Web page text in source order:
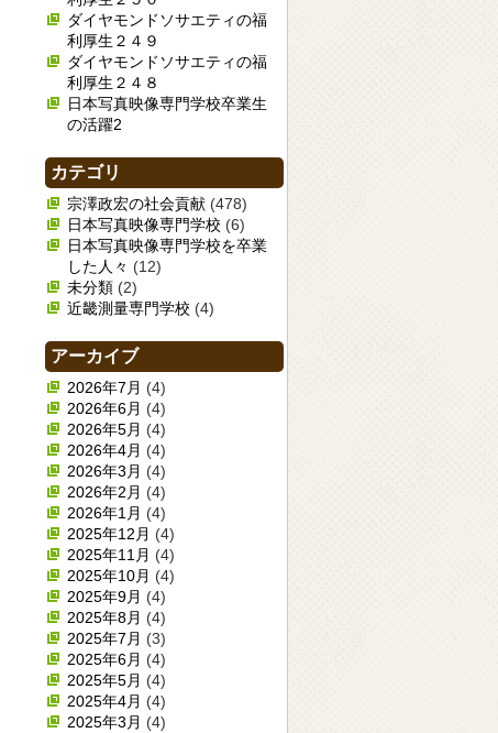
ダイヤモンドソサエティの福
利厚生２４９
ダイヤモンドソサエティの福
利厚生２４８
日本写真映像専門学校卒業生
の活躍2
カテゴリ
宗澤政宏の社会貢献 (478)
日本写真映像専門学校 (6)
日本写真映像専門学校を卒業
した人々 (12)
未分類 (2)
近畿測量専門学校 (4)
アーカイブ
2026年7月 (4)
2026年6月 (4)
2026年5月 (4)
2026年4月 (4)
2026年3月 (4)
2026年2月 (4)
2026年1月 (4)
2025年12月 (4)
2025年11月 (4)
2025年10月 (4)
2025年9月 (4)
2025年8月 (4)
2025年7月 (3)
2025年6月 (4)
2025年5月 (4)
2025年4月 (4)
2025年3月 (4)